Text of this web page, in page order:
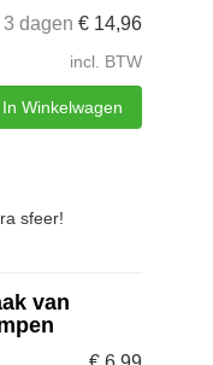
3 dagen € 14,96
incl. BTW
In Winkelwagen
sfeer!
van